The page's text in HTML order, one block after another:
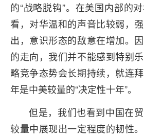
的“战略脱钩”。在美国内部的
看，对华温和的声音比较弱，
出，意识形态的敌意在增加。
的走向，我们并不能感到特别
略竞争态势会长期持续，就连
年是中美较量的“决定性十年”。
但是，我们也看到中国在
较量中展现出一定程度的韧性